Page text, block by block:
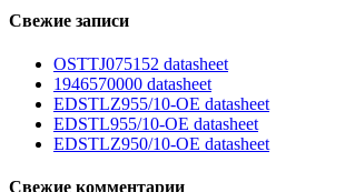
Свежие записи
OSTTJ075152 datasheet
1946570000 datasheet
EDSTLZ955/10-OE datasheet
EDSTL955/10-OE datasheet
EDSTLZ950/10-OE datasheet
Свежие комментарии